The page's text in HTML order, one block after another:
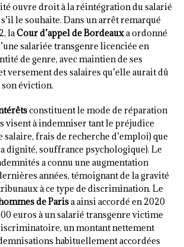
ouvre droit à la réintégration du salarié
le souhaite. Dans un arrêt remarqué
laCour d’appel de Bordeauxa ordonné
salariée transgenre licenciée en
de genre, avec maintien de ses
versement des salaires qu’elle aurait dû
éviction.
constituent le mode de réparation
visent à indemniser tant le préjudice
frais de recherche d’emploi) que
dignité, souffrance psychologique). Le
a connu une augmentation
années, témoignant de la gravité
à ce type de discrimination. Le
de Parisa ainsi accordé en 2020
euros à un salarié transgenre victime
un montant nettement
habituellement accordées